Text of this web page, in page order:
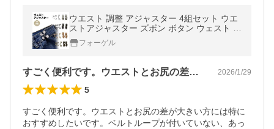
ウエスト 調整 アジャスター 4組セット ウエ
ストアジャスター ズボン ボタン ウェスト ス
カート パンツ スラックス ウエスト 詰め 男
女兼用フォーゲル
すごく便利です。ウエストとお尻の差が大… 2026/1/29
5
すごく便利です。ウエストとお尻の差が大きい方には特に
おすすめしたいです。ベルトループが付いていない、あっ